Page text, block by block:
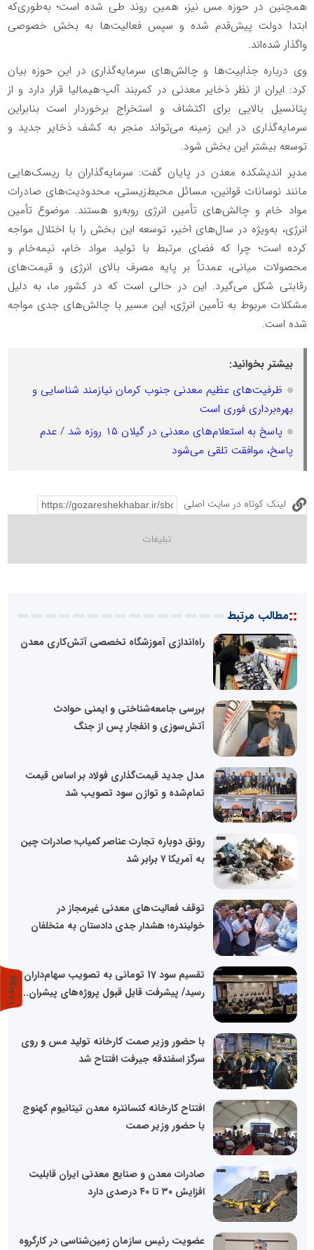
همچنین در حوزه مس نیز، همین روند طی شده است؛ به‌طوری‌که
ابتدا دولت پیش‌قدم شده و سپس فعالیت‌ها به بخش خصوصی
واگذار شده‌اند.
وی درباره جذابیت‌ها و چالش‌های سرمایه‌گذاری در این حوزه بیان
کرد: ایران از نظر ذخایر معدنی در کمربند آلپ-هیمالیا قرار دارد و از
پتانسیل بالایی برای اکتشاف و استخراج برخوردار است بنابراین
سرمایه‌گذاری در این زمینه می‌تواند منجر به کشف ذخایر جدید و
توسعه بیشتر این بخش شود.
مدیر اندیشکده معدن در پایان گفت: سرمایه‌گذاران با ریسک‌هایی
مانند نوسانات قوانین، مسائل محیط‌زیستی، محدودیت‌های صادرات
مواد خام و چالش‌های تأمین انرژی روبه‌رو هستند. موضوع تأمین
انرژی، به‌ویژه در سال‌های اخیر، توسعه این بخش را با اختلال مواجه
کرده است؛ چرا که فضای مرتبط با تولید مواد خام، نیمه‌خام و
محصولات میانی، عمدتاً بر پایه مصرف بالای انرژی و قیمت‌های
رقابتی شکل می‌گیرد. این در حالی‌ است که در کشور ما، به دلیل
مشکلات مربوط به تأمین انرژی، این مسیر با چالش‌های جدی مواجه
شده است.
بیشتر بخوانید:
ظرفیت‌های عظیم معدنی جنوب کرمان نیازمند شناسایی و
بهره‌برداری فوری است
پاسخ به استعلام‌های معدنی در گیلان ۱۵ روزه شد / عدم
پاسخ، موافقت تلقی می‌شود
لینک کوتاه در سایت اصلی
::مطالب مرتبط
راه‌اندازی آموزشگاه تخصصی آتش‌کاری معدن
بررسی جامعه‌شناختی و ایمنی حوادث
آتش‌سوزی و انفجار پس از جنگ
مدل جدید قیمت‌گذاری فولاد بر اساس قیمت
تمام‌شده و توازن سود تصویب شد
رونق دوباره تجارت عناصر کمیاب؛ صادرات چین
به آمریکا ۷ برابر شد
توقف فعالیت‌های معدنی غیرمجاز در
خولیندره؛ هشدار جدی دادستان به متخلفان
تقسیم سود 17 تومانی به تصویب سهام‌داران
رسید/ پیشرفت قابل قبول پروژه‌های پیشران...
با حضور وزیر صمت کارخانه تولید مس و روی
سرگز اسفندقه جیرفت افتتاح شد
افتتاح کارخانه کنسانتره معدن تیتانیوم کهنوج
با حضور وزیر صمت
صادرات معدن و صنایع معدنی ایران قابلیت
افزایش ۳۰ تا ۴۰ درصدی دارد
عضویت رئیس سازمان زمین‌شناسی در کارگروه
پ
ر
و
ن
د
ه
1